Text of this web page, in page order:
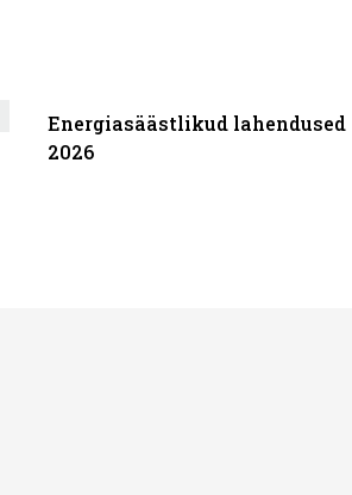
Energiasäästlikud lahendused
2026